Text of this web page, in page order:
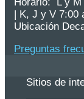
Horario: L y M
| K, J y V
Ubicación
Preguntas
Sitios de